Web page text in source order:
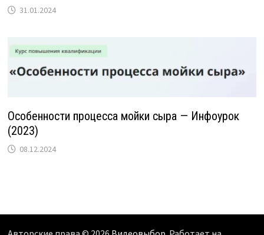
31.01.2024
Особенности процесса мойки сыра — Инфоурок
(2023)
08.12.2024